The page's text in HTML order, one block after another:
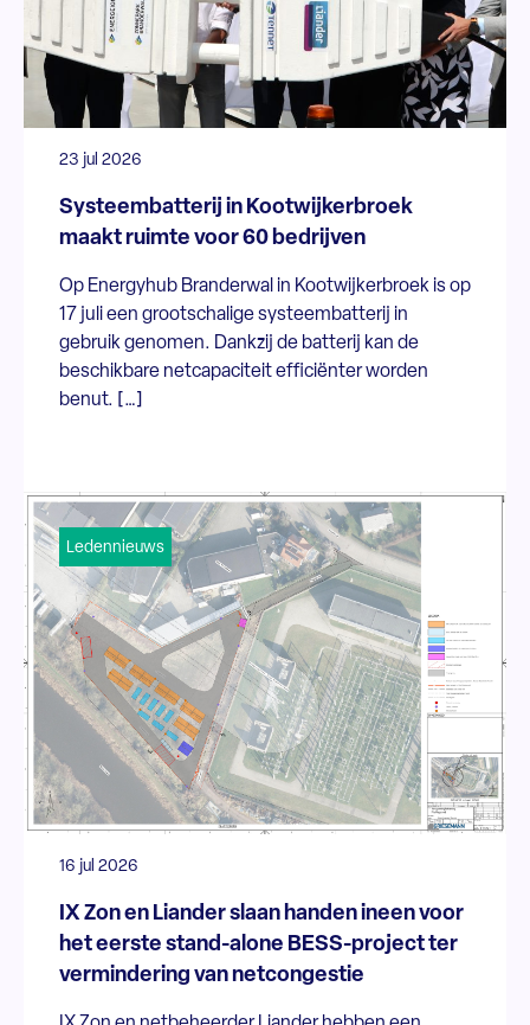
23 jul 2026
Systeembatterij in Kootwijkerbroek
maakt ruimte voor 60 bedrijven
Op Energyhub Branderwal in Kootwijkerbroek is op
17 juli een grootschalige systeembatterij in
gebruik genomen. Dankzij de batterij kan de
beschikbare netcapaciteit efficiënter worden
benut. […]
Ledennieuws
16 jul 2026
IX Zon en Liander slaan handen ineen voor
het eerste stand-alone BESS-project ter
vermindering van netcongestie